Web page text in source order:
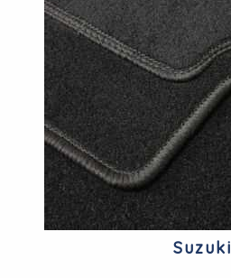
Suzuki